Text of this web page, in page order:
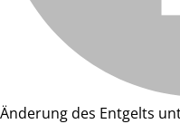
Änderung des Entgelts